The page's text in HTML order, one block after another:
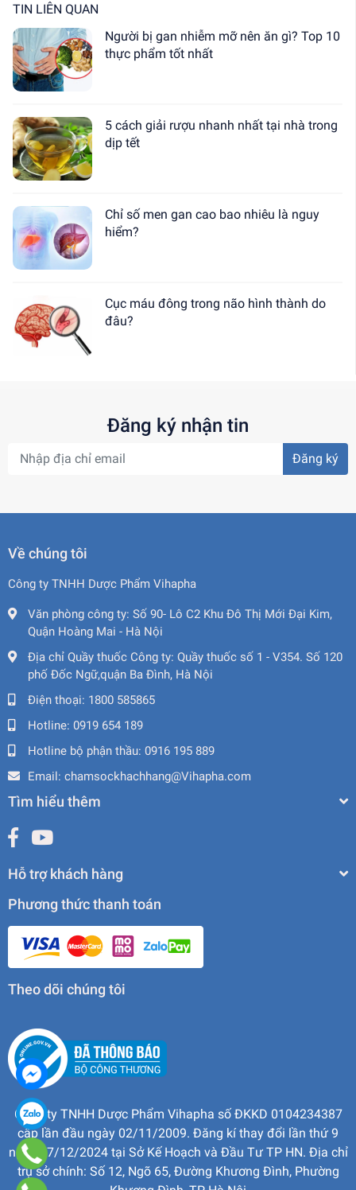
TIN LIÊN QUAN
Người bị gan nhiễm mỡ nên ăn gì? Top 10
thực phẩm tốt nhất
5 cách giải rượu nhanh nhất tại nhà trong
dịp tết
Chỉ số men gan cao bao nhiêu là nguy
hiểm?
Cục máu đông trong não hình thành do
đâu?
Đăng ký nhận tin
Đăng ký
Về chúng tôi
Công ty TNHH Dược Phẩm Vihapha
Văn phòng công ty: Số 90- Lô C2 Khu Đô Thị Mới Đại Kim,
Quận Hoàng Mai - Hà Nội
Địa chỉ Quầy thuốc Công ty: Quầy thuốc số 1 - V354. Số 120
phố Đốc Ngữ,quận Ba Đình, Hà Nội
Điện thoại: 1800 585865
Hotline: 0919 654 189
Hotline bộ phận thầu: 0916 195 889
Email: chamsockhachhang@Vihapha.com
Tìm hiểu thêm
Hỗ trợ khách hàng
Phương thức thanh toán
Theo dõi chúng tôi
Công ty TNHH Dược Phẩm Vihapha số ĐKKD 0104234387
cấp lần đầu ngày 02/11/2009. Đăng kí thay đổi lần thứ 9
ngày 17/12/2024 tại Sở Kế Hoạch và Đầu Tư TP HN. Địa chỉ
trụ sở chính: Số 12, Ngõ 65, Đường Khương Đình, Phường